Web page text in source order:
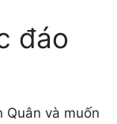
đáo
Quân và muốn